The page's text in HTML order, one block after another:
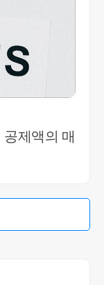
제액의 매